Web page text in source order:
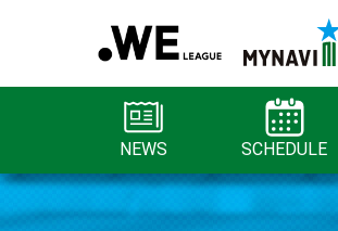
NEWS SCHEDULE